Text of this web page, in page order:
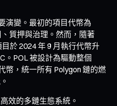
演變。最初的項目代幣為
質押與治理。然而，隨著
於 2024 年 9 月執行代幣升
。POL 被設計為驅動整個
幣，統一所有 Polygon 鏈的燃
效的多鏈生態系統。